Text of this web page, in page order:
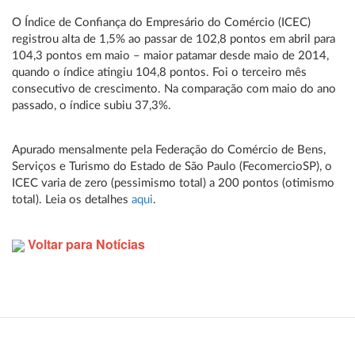
O Índice de Confiança do Empresário do Comércio (ICEC)
registrou alta de 1,5% ao passar de 102,8 pontos em abril para
104,3 pontos em maio – maior patamar desde maio de 2014,
quando o índice atingiu 104,8 pontos. Foi o terceiro mês
consecutivo de crescimento. Na comparação com maio do ano
passado, o índice subiu 37,3%.
Apurado mensalmente pela Federação do Comércio de Bens,
Serviços e Turismo do Estado de São Paulo (FecomercioSP), o
ICEC varia de zero (pessimismo total) a 200 pontos (otimismo
total). Leia os detalhes aqui.
Voltar para Notícias